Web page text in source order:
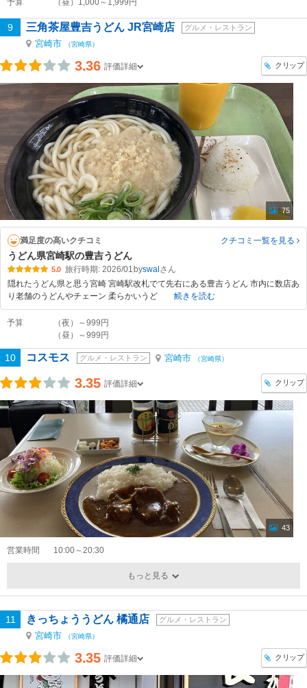
予算 （昼）1,000～1,999円
9 三角茶屋豊吉うどん JR宮崎店 グルメ・レストラン
宮崎市 （宮崎県）
3.36 評価詳細 クリップ
75
満足度の高いクチコミ クチコミ一覧を見る
うどん県宮崎駅の豊吉うどん
5.0 旅行時期: 2026/01 byswal
隠れたうどん県と思う宮崎 宮崎駅改札でて先右にある豊吉うどん 市内に数店あ
り老舗のうどんやチェーン 柔らかいうど
続きを読む
予算
（夜）～999円
（昼）～999円
10 コスモス グルメ・レストラン 宮崎市 （宮崎県）
3.35 評価詳細 クリップ
43
営業時間 10:00～20:30
もっと見る
11 きっちょううどん 橘通店 グルメ・レストラン
宮崎市 （宮崎県）
3.35 評価詳細 クリップ